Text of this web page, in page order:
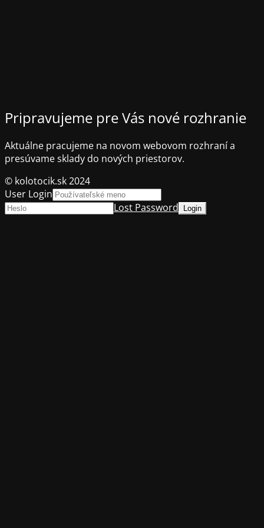
Pripravujeme pre Vás nové rozhranie
Aktuálne pracujeme na novom webovom rozhraní a
presúvame sklady do nových priestorov.
© kolotocik.sk 2024
User Login
Lost Password